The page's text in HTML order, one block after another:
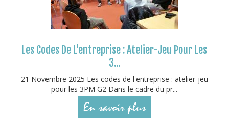
Les Codes De L'entreprise : Atelier-Jeu Pour Les
3...
21 Novembre 2025 Les codes de l'entreprise : atelier-jeu
pour les 3PM G2 Dans le cadre du pr...
En savoir plus